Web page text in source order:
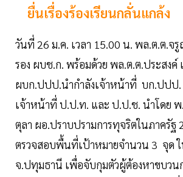
ยื่นเรื่องร้องเรียนกลั่นแกล้ง
วันที่ 26 ม.ค. เวลา 15.00 น. พล.ต.ต.จ
รอง ผบช.ก. พร้อมด้วย พล.ต.ต.ประสงค์
ผบก.ปปป.นำกำลังเจ้าหน้าที่ บก.ปปป.
เจ้าหน้าที่ ป.ป.ท. และ ป.ป.ช. นำโดย
ตุลา ผอ.ปราบปรามการทุจริตในภาครัฐ
ตรวจสอบพื้นที่เป้าหมายจำนวน 3 จุด
จ.ปทุมธานี เพื่อจับกุมตัวผู้ต้องหาขบวน